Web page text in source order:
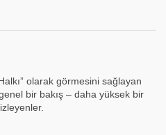
olarak görmesini sağlayan
bir bakış – daha yüksek bir